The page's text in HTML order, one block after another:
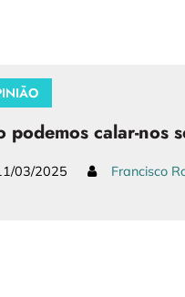
podemos calar-nos
03/2025 Francisco